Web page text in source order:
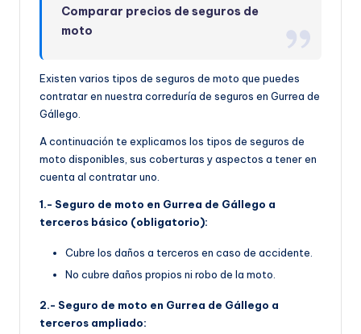
Comparar precios de seguros de
moto
Existen varios tipos de seguros de moto que puedes
contratar en nuestra correduría de seguros en Gurrea de
Gállego.
A continuación te explicamos los tipos de seguros de
moto disponibles, sus coberturas y aspectos a tener en
cuenta al contratar uno.
1.- Seguro de moto en Gurrea de Gállego a
terceros básico (obligatorio):
Cubre los daños a terceros en caso de accidente.
No cubre daños propios ni robo de la moto.
2.- Seguro de moto en Gurrea de Gállego a
terceros ampliado: